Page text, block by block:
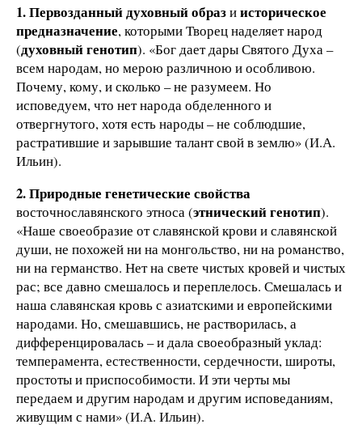
1. Первозданный духовный образиисторическое
предназначение, которыми Творец наделяет народ
(духовный генотип). «Бог дает дары Святого Духа –
всем народам, но мерою различною и особливою.
Почему, кому, и сколько – не разумеем. Но
исповедуем, что нет народа обделенного и
отвергнутого, хотя есть народы – не соблюдшие,
растратившие и зарывшие талант свой в землю» (И.А.
Ильин).
2. Природные генетические свойства
восточнославянского этноса (этнический генотип).
«Наше своеобразие от славянской крови и славянской
души, не похожей ни на монгольство, ни на романство,
ни на германство. Нет на свете чистых кровей и чистых
рас; все давно смешалось и переплелось. Смешалась и
наша славянская кровь с азиатскими и европейскими
народами. Но, смешавшись, не растворилась, а
дифференцировалась – и дала своеобразный уклад:
темперамента, естественности, сердечности, широты,
простоты и приспособимости. И эти черты мы
передаем и другим народам и другим исповеданиям,
живущим с нами» (И.А. Ильин).